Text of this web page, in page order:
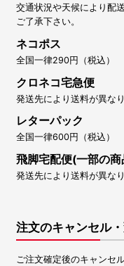
交通状況や天候により配
ご了承下さい。
ネコポス
全国一律290円（税込）
クロネコ宅急便
発送先により送料が異な
レターパック
全国一律600円（税込）
飛脚宅配便(一部の
発送先により送料が異なり
注文のキャンセル
ご注文確定後のキャンセ